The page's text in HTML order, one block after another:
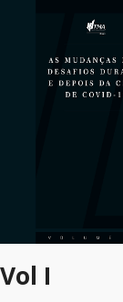
Vol I